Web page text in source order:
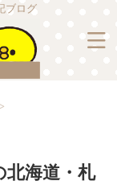
ブログ
>
海道・札